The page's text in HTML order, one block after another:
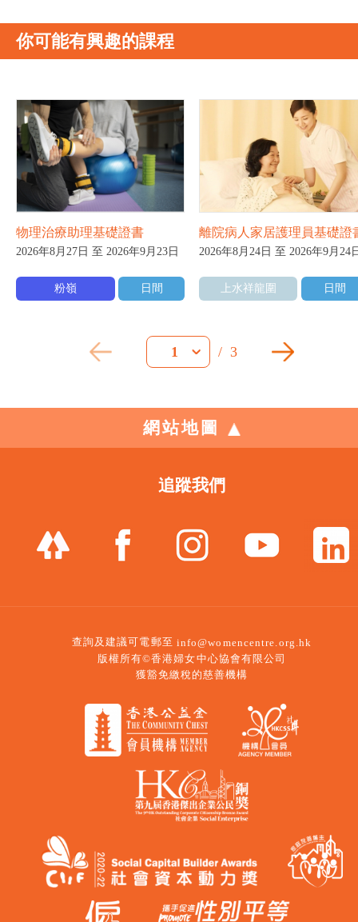
你可能有興趣的課程
物理治療助理基礎證書
2026年8月27日 至 2026年9月23日
粉嶺 日間
離院病人家居護理員基礎證
2026年8月24日 至 2026年9月24
上水祥龍圍 日間
1 / 3
網站地圖
追蹤我們
查詢及建議可電郵至 info@womencentre.org.hk
版權所有©香港婦女中心協會有限公司
獲豁免繳稅的慈善機構